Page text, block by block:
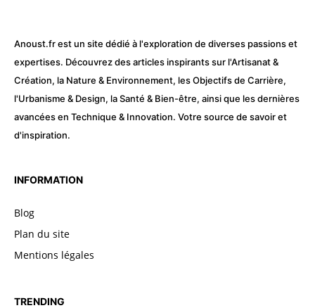
Anoust.fr est un site dédié à l'exploration de diverses passions et
expertises. Découvrez des articles inspirants sur l'Artisanat &
Création, la Nature & Environnement, les Objectifs de Carrière,
l'Urbanisme & Design, la Santé & Bien-être, ainsi que les dernières
avancées en Technique & Innovation. Votre source de savoir et
d'inspiration.
INFORMATION
Blog
Plan du site
Mentions légales
TRENDING